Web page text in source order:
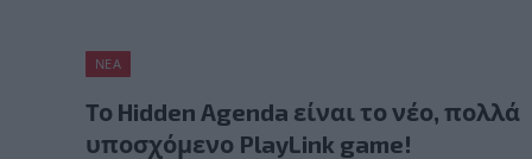
ΝΈΑ
Το Hidden Agenda είναι το νέο, πολλά
υποσχόμενο PlayLink game!